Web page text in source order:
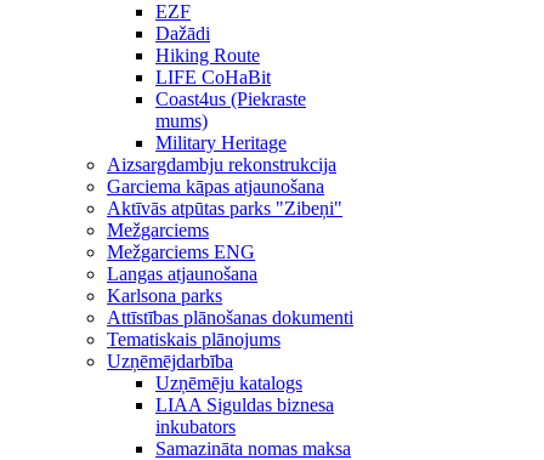
EZF
Dažādi
Hiking Route
LIFE CoHaBit
Coast4us (Piekraste
mums)
Military Heritage
Aizsargdambju rekonstrukcija
Garciema kāpas atjaunošana
Aktīvās atpūtas parks "Zibeņi"
Mežgarciems
Mežgarciems ENG
Langas atjaunošana
Karlsona parks
Attīstības plānošanas dokumenti
Tematiskais plānojums
Uzņēmējdarbība
Uzņēmēju katalogs
LIAA Siguldas biznesa
inkubators
Samazināta nomas maksa